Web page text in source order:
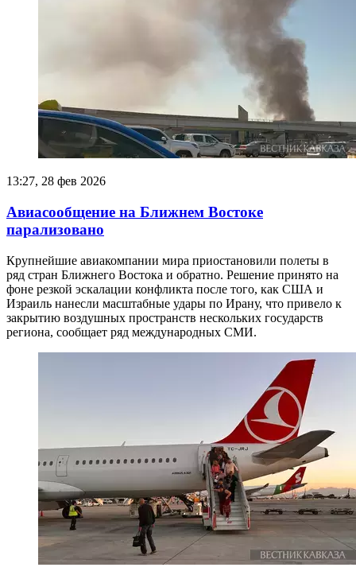
13:27, 28 фев 2026
Авиасообщение на Ближнем Востоке
парализовано
Крупнейшие авиакомпании мира приостановили полеты в
ряд стран Ближнего Востока и обратно. Решение принято на
фоне резкой эскалации конфликта после того, как США и
Израиль нанесли масштабные удары по Ирану, что привело к
закрытию воздушных пространств нескольких государств
региона, сообщает ряд международных СМИ.